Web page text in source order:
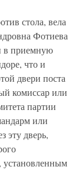
стола, вела
Фотиева
в приемную
что и
двери поста
комиссар или
партии
или
эту дверь,
установленным